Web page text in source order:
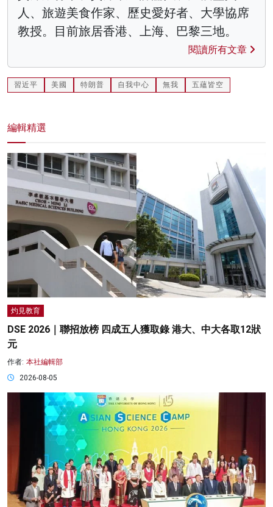
人、旅遊美食作家、歷史愛好者、大學協席
教授。目前旅居香港、上海、巴黎三地。
閱讀所有文章
習近平 美國 特朗普 自我中心 無我 五蘊皆空
編輯精選
灼見教育
DSE 2026｜聯招放榜 四成五人獲取錄 港大、中大各取12狀
元
作者: 本社編輯部
2026-08-05